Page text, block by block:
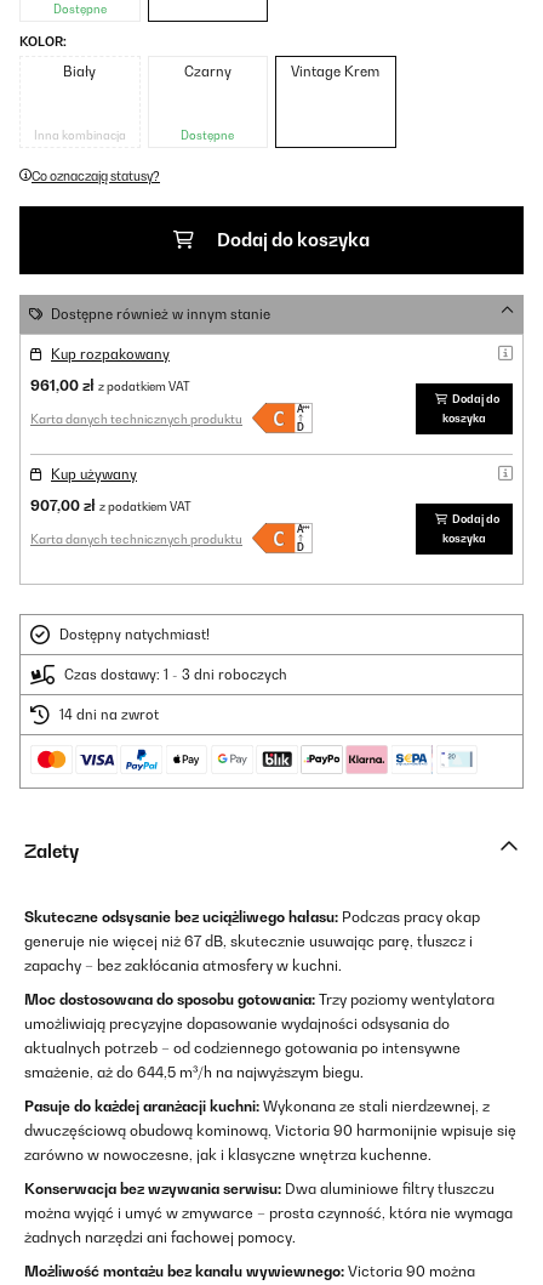
Dostępne
KOLOR:
Biały
Inna kombinacja
Czarny
Dostępne
Vintage Krem
Co oznaczają statusy?
Dodaj do koszyka
Dostępne również w innym stanie
Kup rozpakowany
961,00 zł z podatkiem VAT
Karta danych technicznych produktu
Dodaj do
koszyka
Kup używany
907,00 zł z podatkiem VAT
Karta danych technicznych produktu
Dodaj do
koszyka
Dostępny natychmiast!
Czas dostawy: 1 - 3 dni roboczych
14 dni na zwrot
Zalety
Skuteczne odsysanie bez uciążliwego hałasu: Podczas pracy okap
generuje nie więcej niż 67 dB, skutecznie usuwając parę, tłuszcz i
zapachy – bez zakłócania atmosfery w kuchni.
Moc dostosowana do sposobu gotowania: Trzy poziomy wentylatora
umożliwiają precyzyjne dopasowanie wydajności odsysania do
aktualnych potrzeb – od codziennego gotowania po intensywne
smażenie, aż do 644,5 m³/h na najwyższym biegu.
Pasuje do każdej aranżacji kuchni: Wykonana ze stali nierdzewnej, z
dwuczęściową obudową kominową, Victoria 90 harmonijnie wpisuje się
zarówno w nowoczesne, jak i klasyczne wnętrza kuchenne.
Konserwacja bez wzywania serwisu: Dwa aluminiowe filtry tłuszczu
można wyjąć i umyć w zmywarce – prosta czynność, która nie wymaga
żadnych narzędzi ani fachowej pomocy.
Możliwość montażu bez kanału wywiewnego: Victoria 90 można